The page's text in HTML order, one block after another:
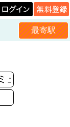
最寄駅